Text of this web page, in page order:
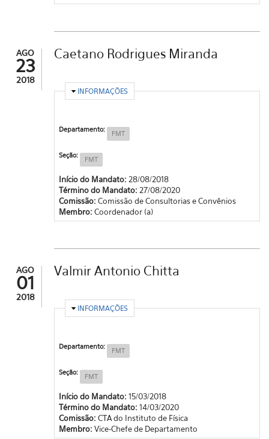
AGO
23
2018
Caetano Rodrigues Miranda
OCULTAR
INFORMAÇÕES
Departamento: FMT
Seção: FMT
Início do Mandato: 28/08/2018
Término do Mandato: 27/08/2020
Comissão: Comissão de Consultorias e Convênios
Membro: Coordenador (a)
AGO
01
2018
Valmir Antonio Chitta
OCULTAR
INFORMAÇÕES
Departamento: FMT
Seção: FMT
Início do Mandato: 15/03/2018
Término do Mandato: 14/03/2020
Comissão: CTA do Instituto de Física
Membro: Vice-Chefe de Departamento